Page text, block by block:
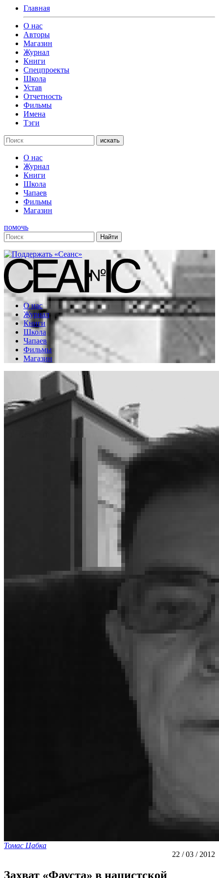
Главная
О нас
Авторы
Магазин
Журнал
Книги
Спецпроекты
Школа
Устав
Отчетность
Фильмы
Имена
Тэги
искать
О нас
Журнал
Книги
Школа
Чапаев
Фильмы
Магазин
помочь
О нас
Журнал
Книги
Школа
Чапаев
Фильмы
Магазин
Томас Цабка
22 / 03 / 2012
Захват «Фауста» в нацистской